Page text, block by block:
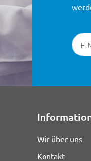
Wir über uns
Kontakt